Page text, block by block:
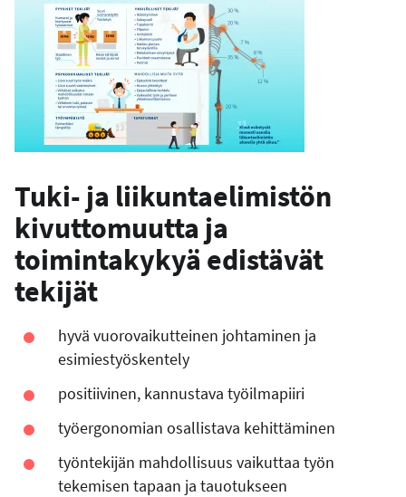
Tuki- ja liikuntaelimistön
kivuttomuutta ja
toimintakykyä edistävät
tekijät
hyvä vuorovaikutteinen johtaminen ja
esimiestyöskentely
positiivinen, kannustava työilmapiiri
työergonomian osallistava kehittäminen
työntekijän mahdollisuus vaikuttaa työn
tekemisen tapaan ja tauotukseen